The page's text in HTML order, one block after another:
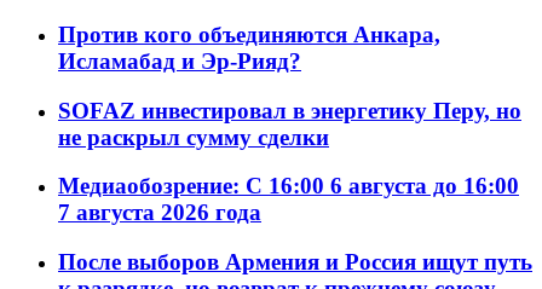
Против кого объединяются Анкара,
Исламабад и Эр-Рияд?
SOFAZ инвестировал в энергетику Перу, но
не раскрыл сумму сделки
Медиаобозрение: С 16:00 6 августа до 16:00
7 августа 2026 года
После выборов Армения и Россия ищут путь